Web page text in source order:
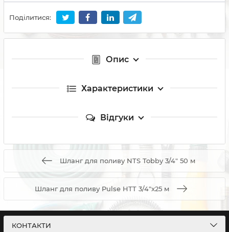
Поділитися:
Опис
Характеристики
Відгуки
Шланг для поливу NTS Tobby 3/4" 50 м
Шланг для поливу Pulse HTT 3/4"x25 м
КОНТАКТИ